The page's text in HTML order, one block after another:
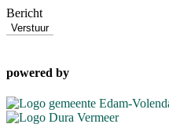
Bericht
Verstuur
powered by